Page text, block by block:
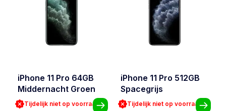
iPhone 11 Pro 64GB
Middernacht Groen
Tijdelijk niet op voorraad
iPhone 11 Pro 512GB
Spacegrijs
Tijdelijk niet op voorraad